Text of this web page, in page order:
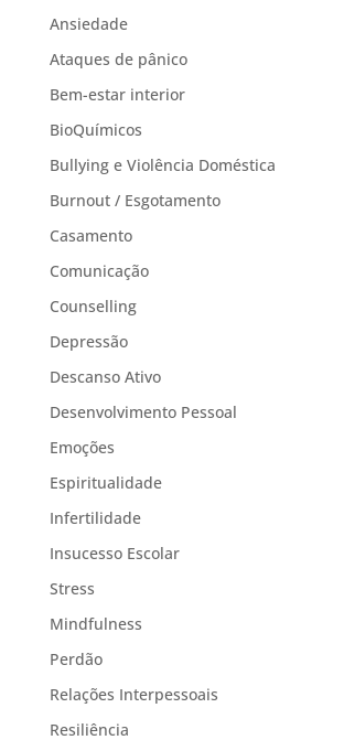
Ansiedade
Ataques de pânico
Bem-estar interior
BioQuímicos
Bullying e Violência Doméstica
Burnout / Esgotamento
Casamento
Comunicação
Counselling
Depressão
Descanso Ativo
Desenvolvimento Pessoal
Emoções
Espiritualidade
Infertilidade
Insucesso Escolar
Stress
Mindfulness
Perdão
Relações Interpessoais
Resiliência